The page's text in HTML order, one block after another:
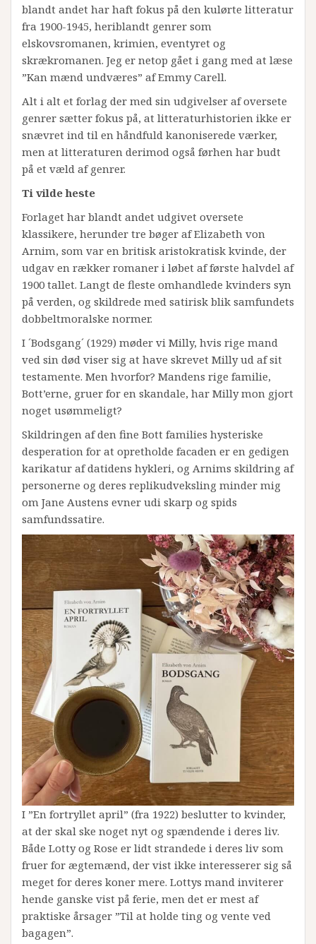
blandt andet har haft fokus på den kulørte litteratur
fra 1900-1945, heriblandt genrer som
elskovsromanen, krimien, eventyret og
skrækromanen. Jeg er netop gået i gang med at læse
”Kan mænd undværes” af Emmy Carell.
Alt i alt et forlag der med sin udgivelser af oversete
genrer sætter fokus på, at litteraturhistorien ikke er
snævret ind til en håndfuld kanoniserede værker,
men at litteraturen derimod også førhen har budt
på et væld af genrer.
Ti vilde heste
Forlaget har blandt andet udgivet oversete
klassikere, herunder tre bøger af Elizabeth von
Arnim, som var en britisk aristokratisk kvinde, der
udgav en rækker romaner i løbet af første halvdel af
1900 tallet. Langt de fleste omhandlede kvinders syn
på verden, og skildrede med satirisk blik samfundets
dobbeltmoralske normer.
I ´Bodsgang´ (1929) møder vi Milly, hvis rige mand
ved sin død viser sig at have skrevet Milly ud af sit
testamente. Men hvorfor? Mandens rige familie,
Bott’erne, gruer for en skandale, har Milly mon gjort
noget usømmeligt?
Skildringen af den fine Bott families hysteriske
desperation for at opretholde facaden er en gedigen
karikatur af datidens hykleri, og Arnims skildring af
personerne og deres replikudveksling minder mig
om Jane Austens evner udi skarp og spids
samfundssatire.
I ”En fortryllet april” (fra 1922) beslutter to kvinder,
at der skal ske noget nyt og spændende i deres liv.
Både Lotty og Rose er lidt strandede i deres liv som
fruer for ægtemænd, der vist ikke interesserer sig så
meget for deres koner mere. Lottys mand inviterer
hende ganske vist på ferie, men det er mest af
praktiske årsager ”Til at holde ting og vente ved
bagagen”.